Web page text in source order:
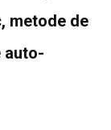
metode de
auto-